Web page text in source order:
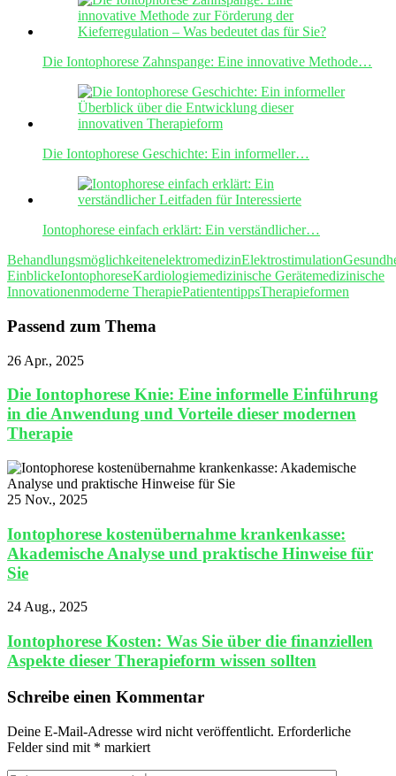
Die Iontophorese Zahnspange: Eine innovative Methode…
Die Iontophorese Geschichte: Ein informeller…
Iontophorese einfach erklärt: Ein verständlicher…
BehandlungsmöglichkeitenelektromedizinElektrostimulation
EinblickeIontophoreseKardiologiemedizinische Gerätemedizinische
Innovationenmoderne TherapiePatiententippsTherapieformen
Passend zum Thema
26 Apr., 2025
Die Iontophorese Knie: Eine informelle Einführung
in die Anwendung und Vorteile dieser modernen
Therapie
25 Nov., 2025
Iontophorese kostenübernahme krankenkasse:
Akademische Analyse und praktische Hinweise für
Sie
24 Aug., 2025
Iontophorese Kosten: Was Sie über die finanziellen
Aspekte dieser Therapieform wissen sollten
Schreibe einen Kommentar
Deine E-Mail-Adresse wird nicht veröffentlicht. Erforderliche
Felder sind mit * markiert